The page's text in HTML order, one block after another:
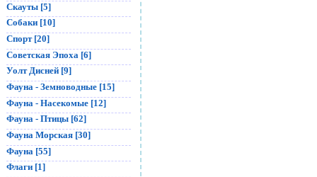
Скауты [5]
Собаки [10]
Спорт [20]
Советская Эпоха [6]
Уолт Дисней [9]
Фауна - Земноводные [15]
Фауна - Насекомые [12]
Фауна - Птицы [62]
Фауна Морская [30]
Фауна [55]
Флаги [1]